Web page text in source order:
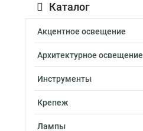
Каталог
Акцентное освещение
Архитектурное освещение
Инструменты
Крепеж
Лампы